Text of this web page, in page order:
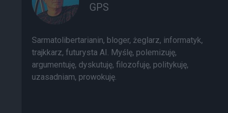
GPS
Sarmatolibertarianin, bloger, żeglarz, informatyk,
trajkkarz, futurysta AI. Myślę, polemizuję,
argumentuję, dyskutuję, filozofuję, politykuję,
uzasadniam, prowokuję.